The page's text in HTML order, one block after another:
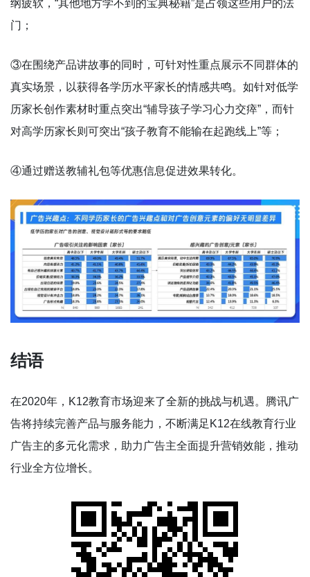
纲疲软，“其他地方学不到的宝典秘籍”是占领这些用户的法
门；
③在围绕产品讲故事的同时，可针对性重点展示不同群体的
真实场景，以获得各学历水平家长的情感共鸣。如针对低学
历家长创作素材时重点突出“辅导孩子学习心力交瘁”，而针
对高学历家长则可突出“孩子教育不能输在起跑线上”等；
④通过赠送教辅礼包等优惠信息促进效果转化。
结语
在2020年，K12教育市场迎来了全新的挑战与机遇。腾讯广
告将持续完善产品与服务能力，不断满足K12在线教育行业
广告主的多元化需求，助力广告主全面提升营销效能，推动
行业全方位增长。